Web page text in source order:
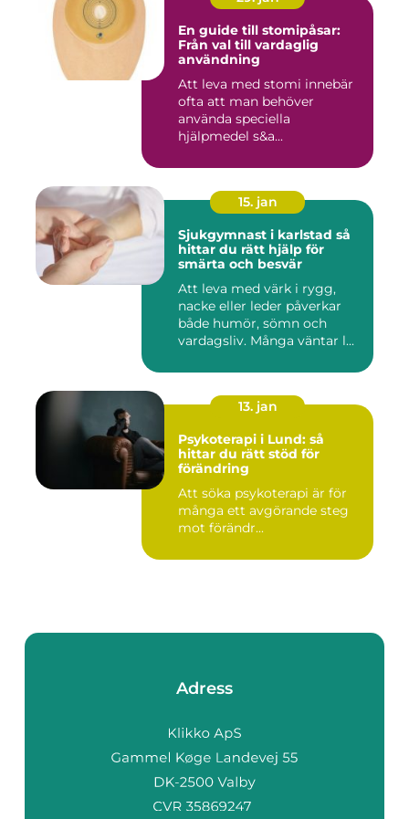
En guide till stomipåsar:
Från val till vardaglig
användning
Att leva med stomi innebär
ofta att man behöver
använda speciella
hjälpmedel s&a...
15. jan
Sjukgymnast i karlstad så
hittar du rätt hjälp för
smärta och besvär
Att leva med värk i rygg,
nacke eller leder påverkar
både humör, sömn och
vardagsliv. Många väntar l...
13. jan
Psykoterapi i Lund: så
hittar du rätt stöd för
förändring
Att söka psykoterapi är för
många ett avgörande steg
mot förändr...
Adress